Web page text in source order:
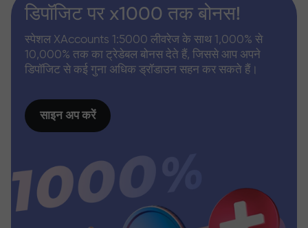
डिपॉजिट पर x1000 तक बोनस!
स्पेशल XAccounts 1:5000 लीवरेज के साथ 1,000% से
10,000% तक का ट्रेडेबल बोनस देते हैं, जिससे आप अपने
डिपॉजिट से कई गुना अधिक ड्रॉडाउन सहन कर सकते हैं।
साइन अप करें